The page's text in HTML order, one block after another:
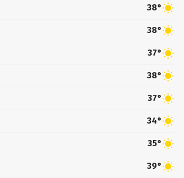
38°
38°
37°
38°
37°
34°
35°
39°